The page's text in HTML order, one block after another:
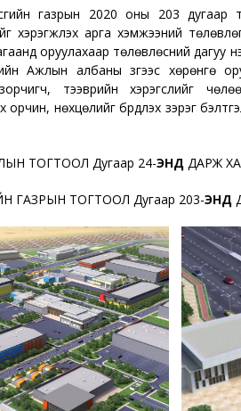
газрын 2020 оны 203 дугаар
хэрэгжүүлэх арга хэмжээний
оруулахаар төлөвлөсний дагуу
Ажлын албаны зүгээс хөрөнгө
тээврийн хэрэгслийг
нөхцөлийг бүрдүүлэх зэрэг
ТОГТООЛ Дугаар 24-ЭНД ДАРЖ
ГАЗРЫН ТОГТООЛ Дугаар 203-ЭНД